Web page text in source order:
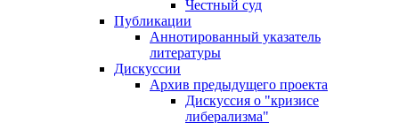
Честный суд
Публикации
Аннотированный указатель
литературы
Дискуссии
Архив предыдущего проекта
Дискуссия о "кризисе
либерализма"